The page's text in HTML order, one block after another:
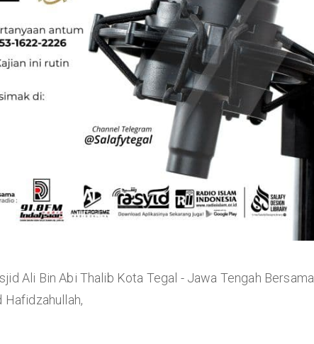
Ali Bin Abi Thalib Kota Tegal - Jawa Tengah Bersama